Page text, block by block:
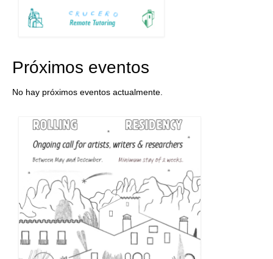
Próximos eventos
No hay próximos eventos actualmente.